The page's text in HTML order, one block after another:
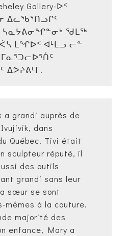
Gallery-ᐅᑉ
ᐃᓚᖃᕐᑎᓗᒋᑦ
ᓴᓇᔭᕕᓂᖏᓐᓂᒃ ᖁᒪᖅ
ᒪᖏᐅᑉ ᐊᒻᒪᓗ ᓕᓐ
ᐃᕗᔨᕕᒻᒥ.
a grandi auprès de
dans
Québec. Tivi était
sculpteur réputé, il
des outils
grandi sans leur
sœur se sont
mêmes à la couture.
majorité des
enfance, Mary a